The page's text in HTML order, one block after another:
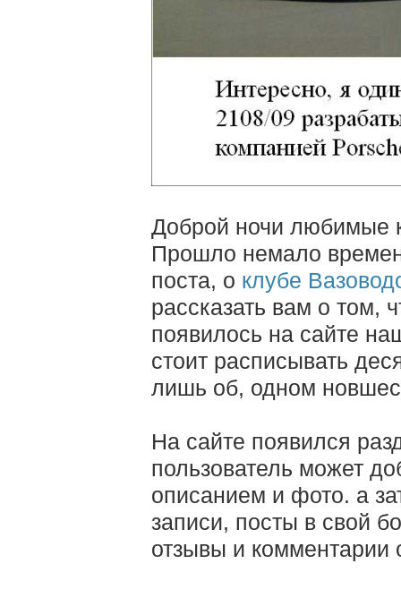
Доброй ночи любимые
Прошло немало
поста, о клубе
рассказать вам о том,
появилось на сайте
стоит расписывать
лишь об, одном
На сайте появился
пользователь может
описанием и фото. а
записи, посты в свой
отзывы и комментарии